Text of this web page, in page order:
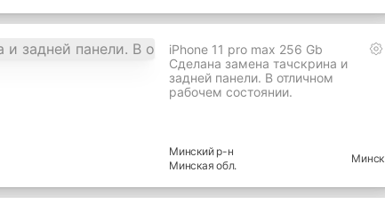
iPhone 11 pro max 256 Gb
Сделана замена тачскрина и
задней панели. В отличном
рабочем состоянии.
Минскийр-н
Минская обл.
Минск